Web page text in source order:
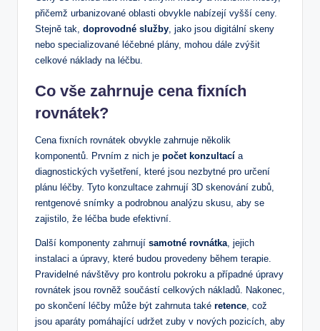
přičemž urbanizované oblasti obvykle nabízejí vyšší ceny.
Stejně tak, doprovodné služby, jako jsou digitální skeny
nebo specializované léčebné plány, mohou dále zvýšit
celkové náklady na léčbu.
Co vše zahrnuje cena fixních
rovnátek?
Cena fixních rovnátek obvykle zahrnuje několik
komponentů. Prvním z nich je počet konzultací a
diagnostických vyšetření, které jsou nezbytné pro určení
plánu léčby. Tyto konzultace zahrnují 3D skenování zubů,
rentgenové snímky a podrobnou analýzu skusu, aby se
zajistilo, že léčba bude efektivní.
Další komponenty zahrnují samotné rovnátka, jejich
instalaci a úpravy, které budou provedeny během terapie.
Pravidelné návštěvy pro kontrolu pokroku a případné úpravy
rovnátek jsou rovněž součástí celkových nákladů. Nakonec,
po skončení léčby může být zahrnuta také retence, což
jsou aparáty pomáhající udržet zuby v nových pozicích, aby